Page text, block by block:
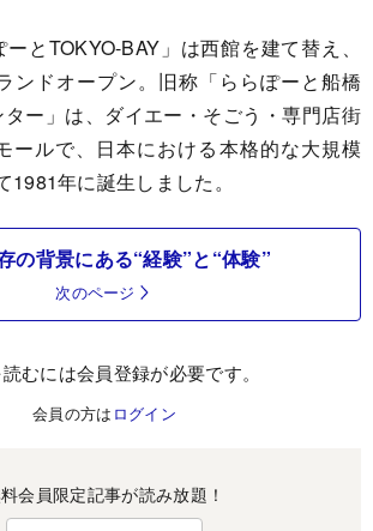
とTOKYO-BAY」は西館を建て替え、
ンドオープン。旧称「ららぽーと船橋
ー」は、ダイエー・そごう・専門店街
ールで、日本における本格的な大規模
年に誕生しました。
の背景にある“経験”と“体験”
次のページ
むには会員登録が必要です。
会員の方は ログイン
会員限定記事が読み放題！